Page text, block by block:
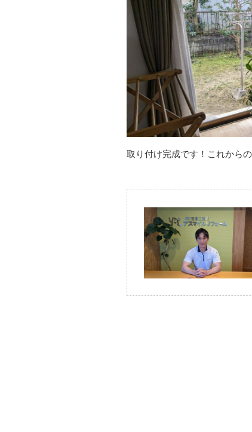
取り付け完成です！これから